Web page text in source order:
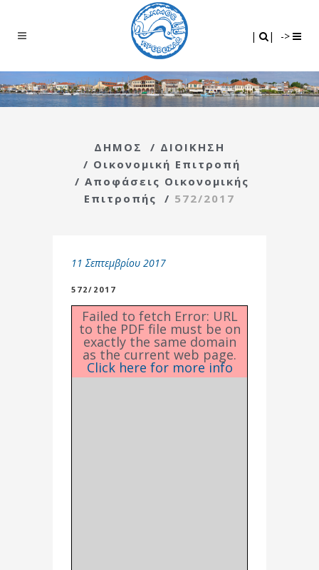
| | ->
ΔΗΜΟΣ / ΔΙΟΙΚΗΣΗ
/ Οικονομική Επιτροπή
/ Αποφάσεις Οικονομικής
Επιτροπής
/ 572/2017
11 Σεπτεμβρίου 2017
572/2017
Failed to fetch Error: URL
to the PDF file must be on
exactly the same domain
as the current web page.
Click here for more info